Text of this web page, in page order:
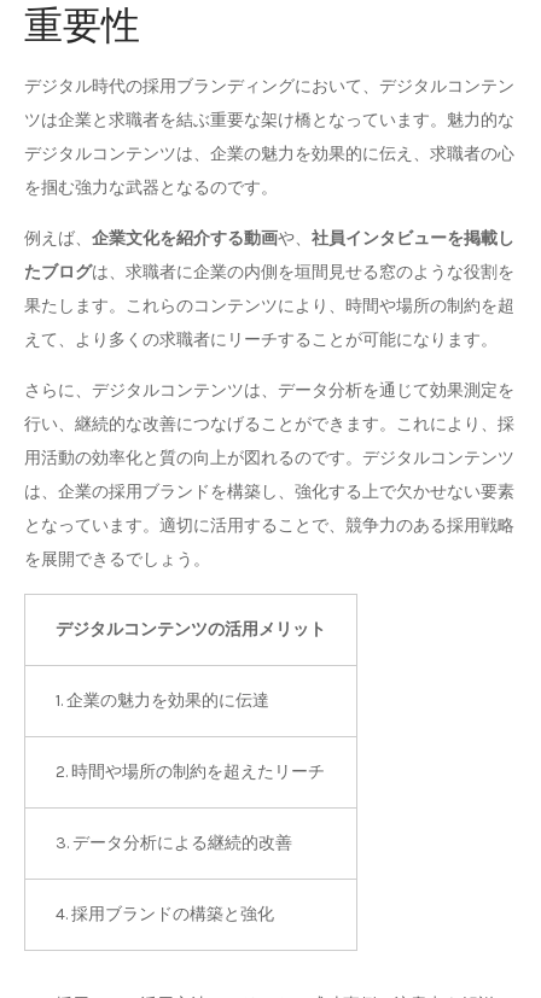
重要性
デジタル時代の採用ブランディングにおいて、デジタルコンテン
ツは企業と求職者を結ぶ重要な架け橋となっています。魅力的な
デジタルコンテンツは、企業の魅力を効果的に伝え、求職者の心
を掴む強力な武器となるのです。
例えば、 企業文化を紹介する動画や、 社員インタビューを掲載し
たブログは、求職者に企業の内側を垣間見せる窓のような役割を
果たします。これらのコンテンツにより、時間や場所の制約を超
えて、より多くの求職者にリーチすることが可能になります。
さらに、デジタルコンテンツは、データ分析を通じて効果測定を
行い、継続的な改善につなげることができます。これにより、採
用活動の効率化と質の向上が図れるのです。デジタルコンテンツ
は、企業の採用ブランドを構築し、強化する上で欠かせない要素
となっています。適切に活用することで、競争力のある採用戦略
を展開できるでしょう。
デジタルコンテンツの活用メリット
1. 企業の魅力を効果的に伝達
2. 時間や場所の制約を超えたリーチ
3. データ分析による継続的改善
4. 採用ブランドの構築と強化